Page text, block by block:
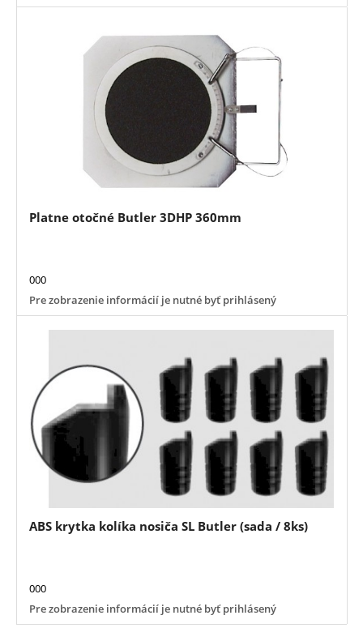
Platne otočné Butler 3DHP 360mm
000
Pre zobrazenie informácií je nutné byť prihlásený
ABS krytka kolíka nosiča SL Butler (sada / 8ks)
000
Pre zobrazenie informácií je nutné byť prihlásený